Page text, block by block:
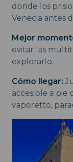
donde los
Venecia antes
Mejor
evitar las
explorarlo.
Cómo llegar:
accesible a pie
vaporetto,